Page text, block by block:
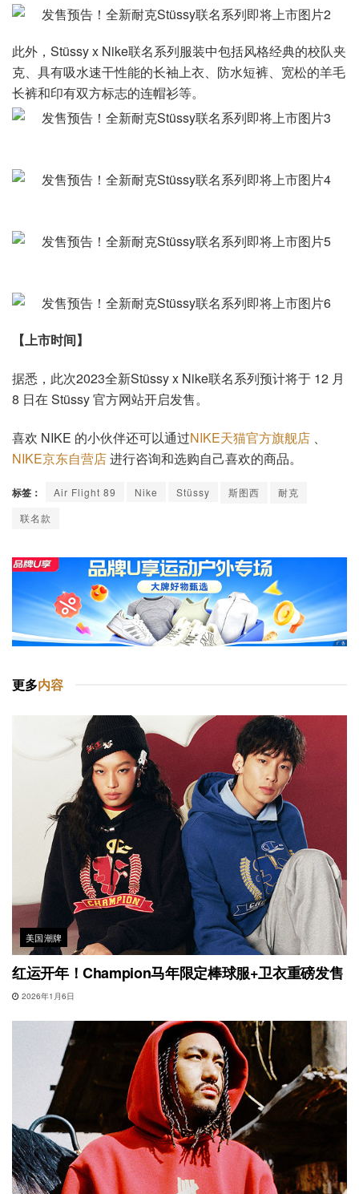
此外，Stüssy x Nike联名系列服装中包括风格经典的校队夹
克、具有吸水速干性能的长袖上衣、防水短裤、宽松的羊毛
长裤和印有双方标志的连帽衫等。
【上市时间】
据悉，此次2023全新Stüssy x Nike联名系列预计将于 12 月
8 日在 Stüssy 官方网站开启发售。
喜欢 NIKE 的小伙伴还可以通过NIKE天猫官方旗舰店 、
NIKE京东自营店进行咨询和选购自己喜欢的商品。
标签： Air Flight 89 Nike Stüssy 斯图西
耐克
联名款
更多内容
美国潮牌
红运开年！Champion马年限定棒球服+卫衣重磅发售
2026年1月6日